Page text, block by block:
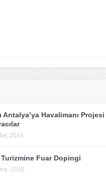
Antalya’ya Havalimanı Projesi
2016
Turizmine Fuar Dopingi
2016